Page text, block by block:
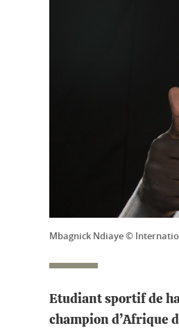
Mbagnick Ndiaye ©
Etudiant sportif de
champion d’Afrique